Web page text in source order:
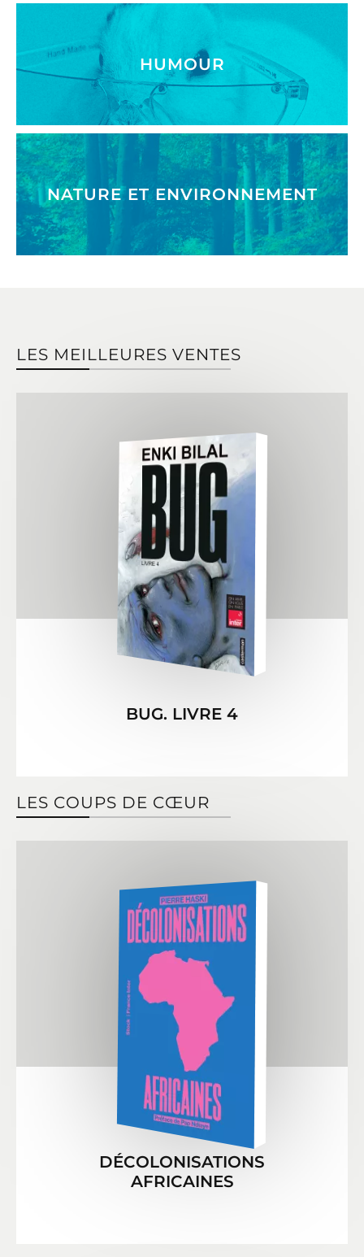
HUMOUR
NATURE ET ENVIRONNEMENT
LES MEILLEURES VENTES
BUG. LIVRE 4
LES COUPS DE CŒUR
DÉCOLONISATIONS
AFRICAINES